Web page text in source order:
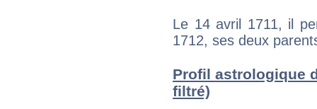
Le 14 avril 1711, il
1712, ses deux
Profil astrologique
filtré)